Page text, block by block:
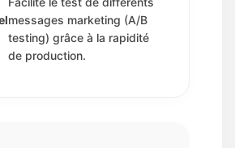
messages marketing (A/B
testing) grâce à la rapidité
de production.